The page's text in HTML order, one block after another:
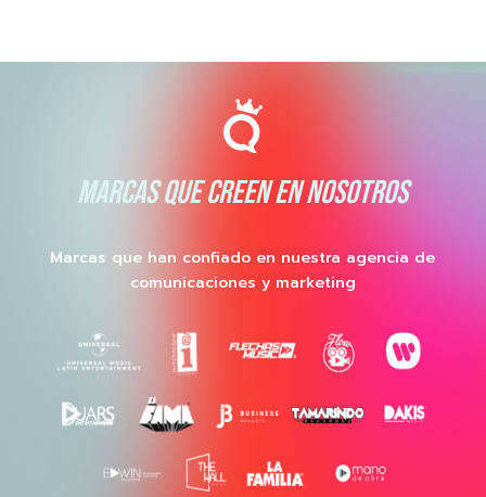
MARCAS QUE CREEN EN NOSOTROS
Marcas que han confiado en nuestra agencia de
comunicaciones y marketing